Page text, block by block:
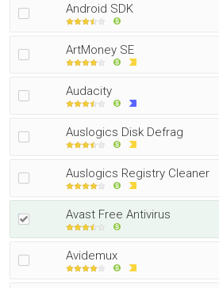
Android SDK
ArtMoney SE
Audacity
Auslogics Disk Defrag
Auslogics Registry Cleaner
Avast Free Antivirus
Avidemux